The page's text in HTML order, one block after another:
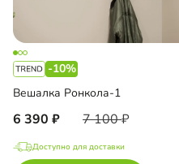
-10%
Вешалка Ронкола-1
6 390 7 100
Доступно для доставки